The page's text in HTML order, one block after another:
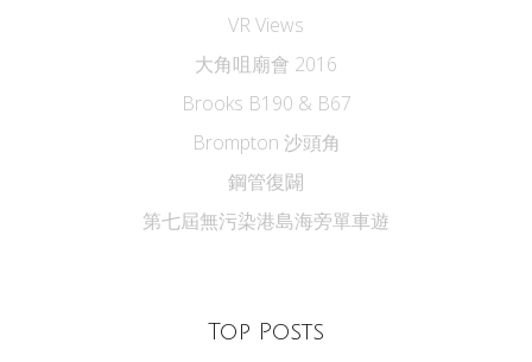
VR Views
大角咀廟會 2016
Brooks B190 & B67
Brompton 沙頭角
鋼管復闢
第七屆無污染港島海旁單車遊
Top Posts